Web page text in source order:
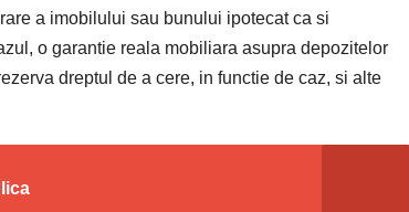
a imobilului sau bunului ipotecat ca si
o garantie reala mobiliara asupra depozitelor
dreptul de a cere, in functie de caz, si alte